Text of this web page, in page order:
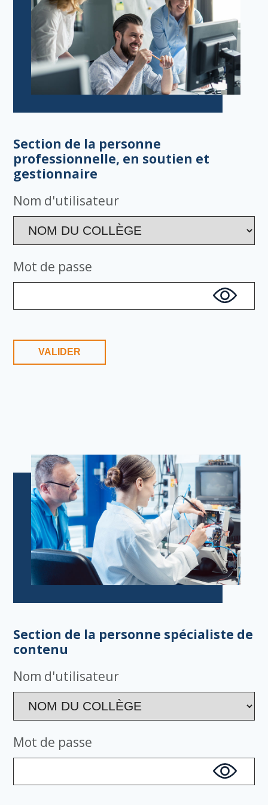
Section de la personne
professionnelle, en soutien et
gestionnaire
Nom d'utilisateur
Mot de passe
Section de la personne spécialiste de
contenu
Nom d'utilisateur
Mot de passe